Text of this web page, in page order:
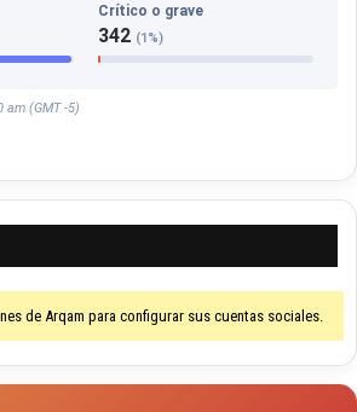
Crítico o grave
342 (1%)
am (GMT -5)
de Arqam para configurar sus cuentas sociales.